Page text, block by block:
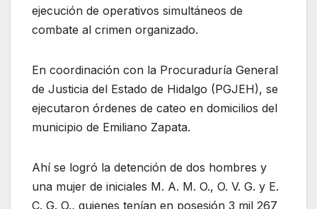
ejecución de operativos simultáneos de
combate al crimen organizado.
En coordinación con la Procuraduría General
de Justicia del Estado de Hidalgo (PGJEH), se
ejecutaron órdenes de cateo en domicilios del
municipio de Emiliano Zapata.
Ahí se logró la detención de dos hombres y
una mujer de iniciales M. A. M. O., O. V. G. y E.
C. G. O., quienes tenían en posesión 3 mil 267